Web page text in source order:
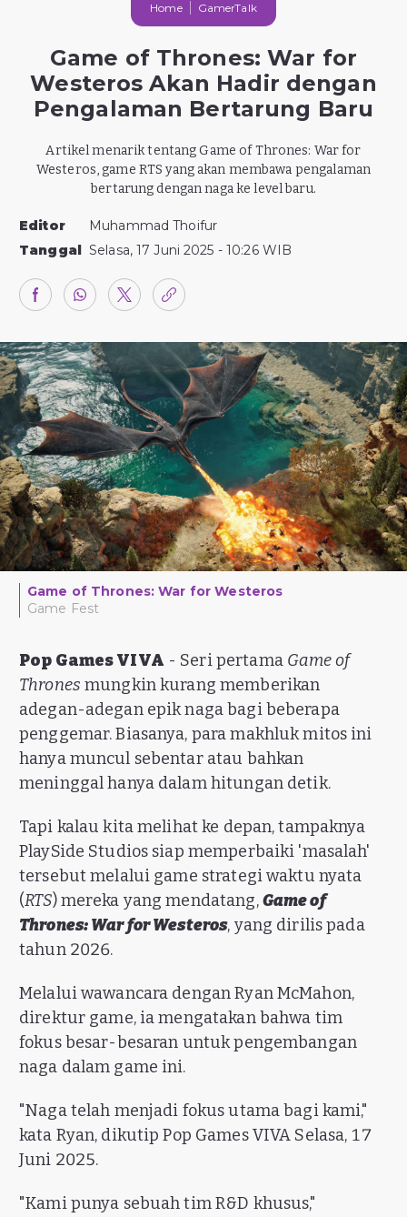
Home GamerTalk
Game of Thrones: War for
Westeros Akan Hadir dengan
Pengalaman Bertarung Baru
Artikel menarik tentang Game of Thrones: War for
Westeros, game RTS yang akan membawa pengalaman
bertarung dengan naga ke level baru.
Editor
Muhammad Thoifur
Tanggal Selasa, 17 Juni 2025 - 10:26 WIB
Game of Thrones: War for Westeros
Game Fest
Pop Games VIVA - Seri pertama Game of
Thrones mungkin kurang memberikan
adegan-adegan epik naga bagi beberapa
penggemar. Biasanya, para makhluk mitos ini
hanya muncul sebentar atau bahkan
meninggal hanya dalam hitungan detik.
Tapi kalau kita melihat ke depan, tampaknya
PlaySide Studios siap memperbaiki 'masalah'
tersebut melalui game strategi waktu nyata
(RTS) mereka yang mendatang,Game of
Thrones: War for Westeros, yang dirilis pada
tahun 2026.
Melalui wawancara dengan Ryan McMahon,
direktur game, ia mengatakan bahwa tim
fokus besar-besaran untuk pengembangan
naga dalam game ini.
"Naga telah menjadi fokus utama bagi kami,"
kata Ryan, dikutip Pop Games VIVA Selasa, 17
Juni 2025.
"Kami punya sebuah tim R&D khusus,"